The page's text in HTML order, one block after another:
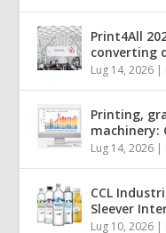
Print4All
converting
Lug 14, 2026 |
Printing,
machinery:
Lug 14, 2026 |
CCL
Sleever
Lug 10, 2026 |